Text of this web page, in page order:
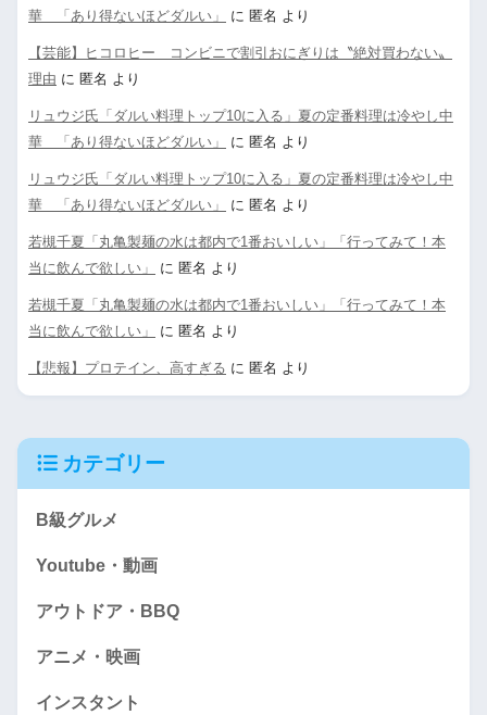
華 「あり得ないほどダルい」
に 匿名 より
【芸能】ヒコロヒー コンビニで割引おにぎりは〝絶対買わない〟
理由 に 匿名 より
リュウジ氏「ダルい料理トップ10に入る」夏の定番料理は冷やし中
華 「あり得ないほどダルい」
に 匿名 より
リュウジ氏「ダルい料理トップ10に入る」夏の定番料理は冷やし中
華 「あり得ないほどダルい」
に 匿名 より
若槻千夏「丸亀製麺の水は都内で1番おいしい」「行ってみて！本
当に飲んで欲しい」
に 匿名 より
若槻千夏「丸亀製麺の水は都内で1番おいしい」「行ってみて！本
当に飲んで欲しい」
に 匿名 より
【悲報】プロテイン、高すぎる に 匿名 より
カテゴリー
B級グルメ
Youtube・動画
アウトドア・BBQ
アニメ・映画
インスタント